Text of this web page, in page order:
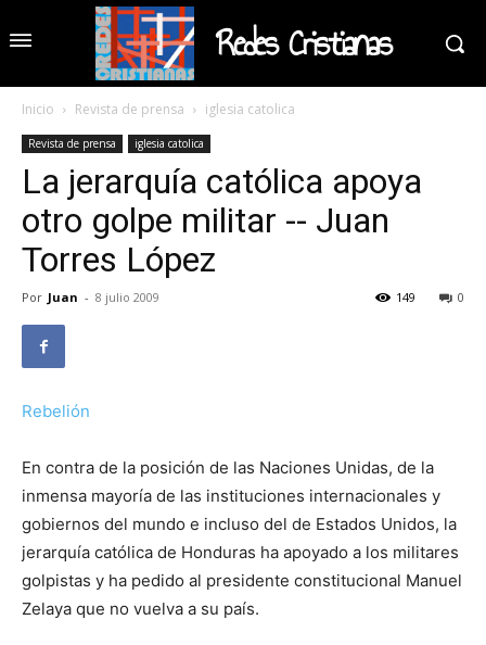
Redes Cristianas
Inicio Revista de prensa iglesia catolica
Revista de prensa iglesia catolica
La jerarquía católica apoya
otro golpe militar -- Juan
Torres López
Por Juan - 8 julio 2009 0
149
Rebelión
En contra de la posición de las Naciones Unidas, de la
inmensa mayoría de las instituciones internacionales y
gobiernos del mundo e incluso del de Estados Unidos, la
jerarquía católica de Honduras ha apoyado a los militares
golpistas y ha pedido al presidente constitucional Manuel
Zelaya que no vuelva a su país.